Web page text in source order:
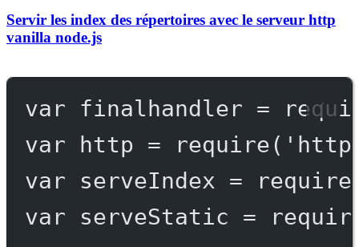
Servir les index des répertoires avec le serveur http
vanilla node.js
var finalhandler =
var http = require(
var serveIndex = require
var serveStatic =